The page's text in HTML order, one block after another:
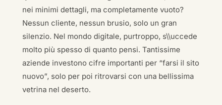
nei minimi dettagli, ma completamente vuoto?
Nessun cliente, nessun brusio, solo un gran
silenzio. Nel mondo digitale, purtroppo, s\\uccede
molto più spesso di quanto pensi. Tantissime
aziende investono cifre importanti per “farsi il sito
nuovo”, solo per poi ritrovarsi con una bellissima
vetrina nel deserto.